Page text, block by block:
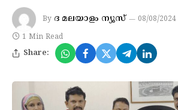
By ദ മലയാളം ന്യൂസ് 08/08/2024
1 Min Read
Share: